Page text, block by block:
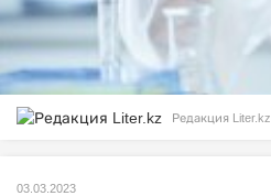
Редакция Liter.kz
03.03.2023